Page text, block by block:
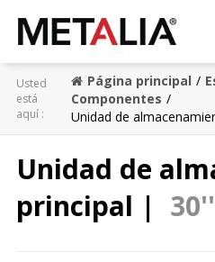
Productos
Galeria
Zona Metalia
Usted
está
aquí :
Página principal
Componentes
Unidad de
Unidad de
principal |